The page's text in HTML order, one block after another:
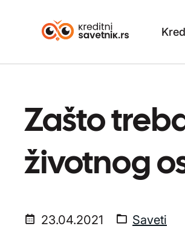
Zašto
životnog
23.04.2021 Saveti